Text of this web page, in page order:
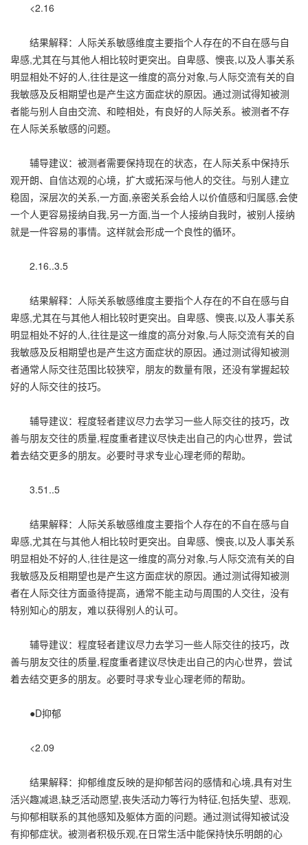
<2.16
结果解释：人际关系敏感维度主要指个人存在的不自在感与自
卑感,尤其在与其他人相比较时更突出。自卑感、懊丧,以及人事关系
明显相处不好的人,往往是这一维度的高分对象,与人际交流有关的自
我敏感及反相期望也是产生这方面症状的原因。通过测试得知被测
者能与别人自由交流、和睦相处，有良好的人际关系。被测者不存
在人际关系敏感的问题。
辅导建议：被测者需要保持现在的状态，在人际关系中保持乐
观开朗、自信达观的心境，扩大或拓深与他人的交往。与别人建立
稳固，深层次的关系,一方面,亲密关系会给人以价值感和归属感,会使
一个人更容易接纳自我,另一方面,当一个人接纳自我时，被别人接纳
就是一件容易的事情。这样就会形成一个良性的循环。
2.16..3.5
结果解释：人际关系敏感维度主要指个人存在的不自在感与自
卑感,尤其在与其他人相比较时更突出。自卑感、懊丧,以及人事关系
明显相处不好的人,往往是这一维度的高分对象,与人际交流有关的自
我敏感及反相期望也是产生这方面症状的原因。通过测试得知被测
者通常人际交往范围比较狭窄，朋友的数量有限，还没有掌握起较
好的人际交往的技巧。
辅导建议：程度轻者建议尽力去学习一些人际交往的技巧，改
善与朋友交往的质量,程度重者建议尽快走出自己的内心世界，尝试
着去结交更多的朋友。必要时寻求专业心理老师的帮助。
3.51..5
结果解释：人际关系敏感维度主要指个人存在的不自在感与自
卑感,尤其在与其他人相比较时更突出。自卑感、懊丧,以及人事关系
明显相处不好的人,往往是这一维度的高分对象,与人际交流有关的自
我敏感及反相期望也是产生这方面症状的原因。通过测试得知被测
者在人际交往方面亟待提高，通常不能主动与周围的人交往，没有
特别知心的朋友，难以获得别人的认可。
辅导建议：程度轻者建议尽力去学习一些人际交往的技巧，改
善与朋友交往的质量,程度重者建议尽快走出自己的内心世界，尝试
着去结交更多的朋友。必要时寻求专业心理老师的帮助。
●D抑郁
<2.09
结果解释：抑郁维度反映的是抑郁苦闷的感情和心境,具有对生
活兴趣减退,缺乏活动愿望,丧失活动力等行为特征,包括失望、悲观,
与抑郁相联系的其他感知及躯体方面的问题。通过测试得知被试没
有抑郁症状。被测者积极乐观,在日常生活中能保持快乐明朗的心